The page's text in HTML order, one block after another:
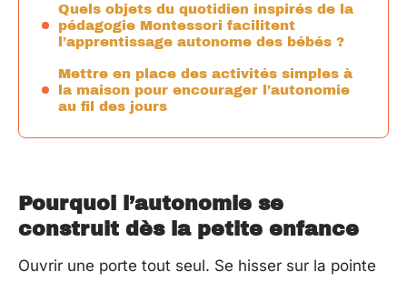
Quels objets du quotidien inspirés de la
pédagogie Montessori facilitent
l’apprentissage autonome des bébés ?
Mettre en place des activités simples à
la maison pour encourager l’autonomie
au fil des jours
Pourquoi l’autonomie se
construit dès la petite enfance
Ouvrir une porte tout seul. Se hisser sur la pointe